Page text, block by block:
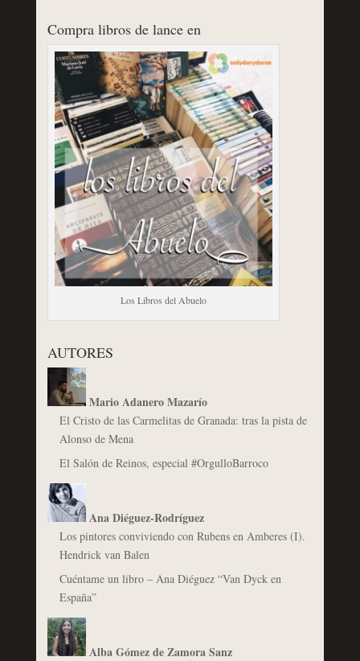
Compra libros de lance en
Los Libros del Abuelo
AUTORES
Mario Adanero Mazarío
El Cristo de las Carmelitas de Granada: tras la pista de
Alonso de Mena
El Salón de Reinos, especial #OrgulloBarroco
Ana Diéguez-Rodríguez
Los pintores conviviendo con Rubens en Amberes (I).
Hendrick van Balen
Cuéntame un libro – Ana Diéguez “Van Dyck en
España”
Alba Gómez de Zamora Sanz